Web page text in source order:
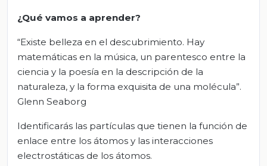
¿Qué vamos a aprender?
“Existe belleza en el descubrimiento. Hay
matemáticas en la música, un parentesco entre la
ciencia y la poesía en la descripción de la
naturaleza, y la forma exquisita de una molécula”.
Glenn Seaborg
Identificarás las partículas que tienen la función de
enlace entre los átomos y las interacciones
electrostáticas de los átomos.